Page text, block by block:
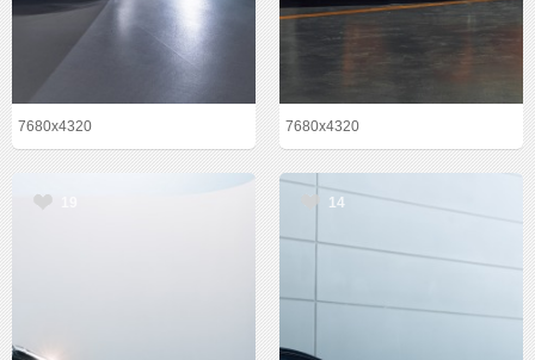
7680x4320 7680x4320
14